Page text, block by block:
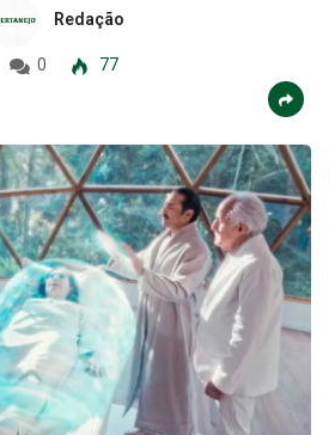
Redação
0
77